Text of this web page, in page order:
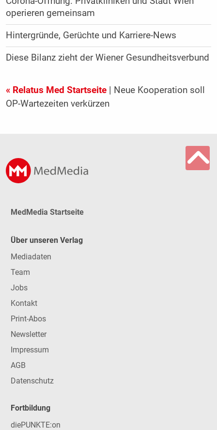
operieren gemeinsam
Hintergründe, Gerüchte und Karriere-News
Diese Bilanz zieht der Wiener Gesundheitsverbund
« Relatus Med Startseite| Neue Kooperation soll
OP-Wartezeiten verkürzen
MedMedia Startseite
Über unseren Verlag
Mediadaten
Team
Jobs
Kontakt
Print-Abos
Newsletter
Impressum
AGB
Datenschutz
Fortbildung
diePUNKTE:on